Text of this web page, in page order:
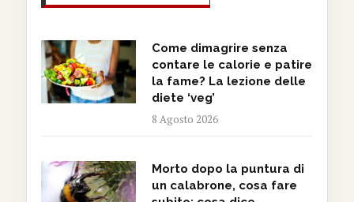
Come dimagrire senza
contare le calorie e patire
la fame? La lezione delle
diete ‘veg’
8 Agosto 2026
Morto dopo la puntura di
un calabrone, cosa fare